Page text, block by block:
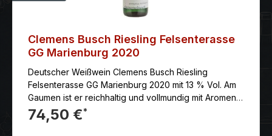
Clemens Busch Riesling Felsenterasse
GG Marienburg 2020
Deutscher Weißwein Clemens Busch Riesling
Felsenterasse GG Marienburg 2020 mit 13 % Vol. Am
Gaumen ist er reichhaltig und vollmundig mit Aromen
von Limettenschale, Zitrone, Apfel und Mineralien.
Der Wein hat einen langen, anhaltenden Abgang.
74,50 €*